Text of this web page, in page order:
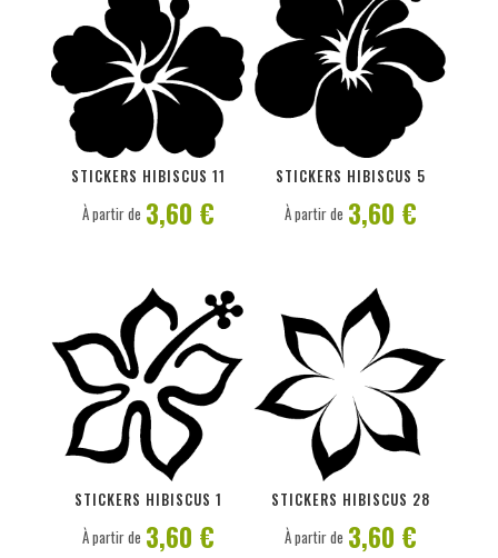
STICKERS HIBISCUS 11
PERSONNALISER
À partir de 3,60 €
STICKERS HIBISCUS 5
PERSONNALISER
À partir de 3,60 €
STICKERS HIBISCUS 1
PERSONNALISER
À partir de 3,60 €
STICKERS HIBISCUS 28
PERSONNALISER
À partir de 3,60 €